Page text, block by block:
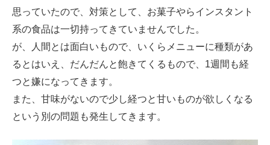
思っていたので、対策として、お菓子やらインスタント
系の食品は一切持ってきていませんでした。
が、人間とは面白いもので、いくらメニューに種類があ
るとはいえ、だんだんと飽きてくるもので、1週間も経
つと嫌になってきます。
また、甘味がないので少し経つと甘いものが欲しくなる
という別の問題も発生してきます。